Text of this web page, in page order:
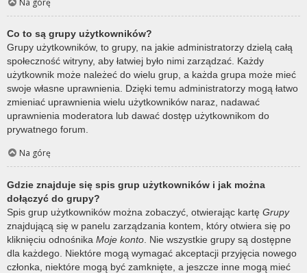
Co to są grupy użytkowników?
Grupy użytkowników, to grupy, na jakie administratorzy dzielą całą
społeczność witryny, aby łatwiej było nimi zarządzać. Każdy
użytkownik może należeć do wielu grup, a każda grupa może mieć
swoje własne uprawnienia. Dzięki temu administratorzy mogą łatwo
zmieniać uprawnienia wielu użytkowników naraz, nadawać
uprawnienia moderatora lub dawać dostęp użytkownikom do
prywatnego forum.
Na górę
Gdzie znajduje się spis grup użytkowników i jak można
dołączyć do grupy?
Spis grup użytkowników można zobaczyć, otwierając kartę Grupy
znajdującą się w panelu zarządzania kontem, który otwiera się po
kliknięciu odnośnika Moje konto . Nie wszystkie grupy są dostępne
dla każdego. Niektóre mogą wymagać akceptacji przyjęcia nowego
członka, niektóre mogą być zamknięte, a jeszcze inne mogą mieć